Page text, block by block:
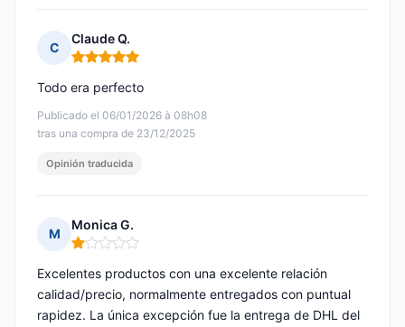
C
Claude Q.
Nota: 5 de 5
Publicado el 06/01/2026 à 08h08
tras una compra de 23/12/2025
Todo era perfecto
Opinión traducida
M
Monica G.
Nota: 1 de 5
Excelentes productos con una excelente relación
calidad/precio, normalmente entregados con puntual
rapidez. La única excepción fue la entrega de DHL del